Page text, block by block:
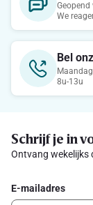
We
Bel
8u-13u
Schrijf je in
Ontvang wekelijks
E-mailadres